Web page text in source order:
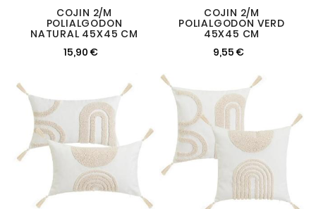
COJIN 2/M
POLIALGODON
NATURAL 45X45 CM
15,90 €
COJIN 2/M
POLIALGODON VERD
45X45 CM
9,55 €